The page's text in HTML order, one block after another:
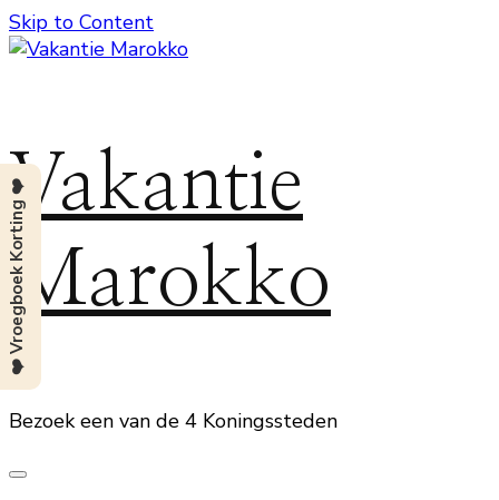
Skip to Content
Vakantie
Marokko
Bezoek een van de 4 Koningssteden
❤️ Vroegboek Korting ❤️